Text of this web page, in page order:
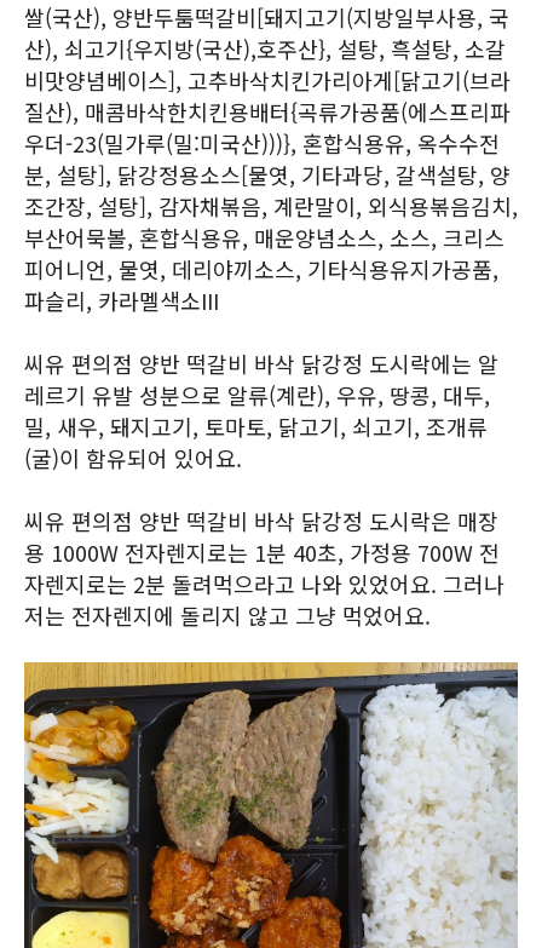
쌀(국산), 양반두툼떡갈비[돼지고기(지방일부사용, 국
산), 쇠고기{우지방(국산),호주산}, 설탕, 흑설탕, 소갈
비맛양념베이스], 고추바삭치킨가리아게[닭고기(브라
질산), 매콤바삭한치킨용배터{곡류가공품(에스프리파
우더-23(밀가루(밀:미국산)))}, 혼합식용유, 옥수수전
분, 설탕], 닭강정용소스[물엿, 기타과당, 갈색설탕, 양
조간장, 설탕], 감자채볶음, 계란말이, 외식용볶음김치,
부산어묵볼, 혼합식용유, 매운양념소스, 소스, 크리스
피어니언, 물엿, 데리야끼소스, 기타식용유지가공품,
파슬리, 카라멜색소III
씨유 편의점 양반 떡갈비 바삭 닭강정 도시락에는 알
레르기 유발 성분으로 알류(계란), 우유, 땅콩, 대두,
밀, 새우, 돼지고기, 토마토, 닭고기, 쇠고기, 조개류
(굴)이 함유되어 있어요.
씨유 편의점 양반 떡갈비 바삭 닭강정 도시락은 매장
용 1000W 전자렌지로는 1분 40초, 가정용 700W 전
자렌지로는 2분 돌려먹으라고 나와 있었어요. 그러나
저는 전자렌지에 돌리지 않고 그냥 먹었어요.